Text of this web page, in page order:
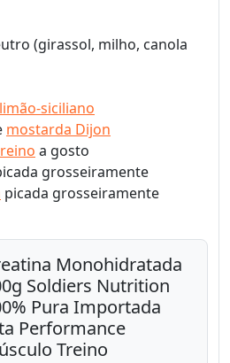
(girassol, milho, canola
limão-siciliano
mostarda Dijon
a gosto
grosseiramente
picada grosseiramente
Monohidratada
Soldiers Nutrition
Pura Importada
Performance
Treino